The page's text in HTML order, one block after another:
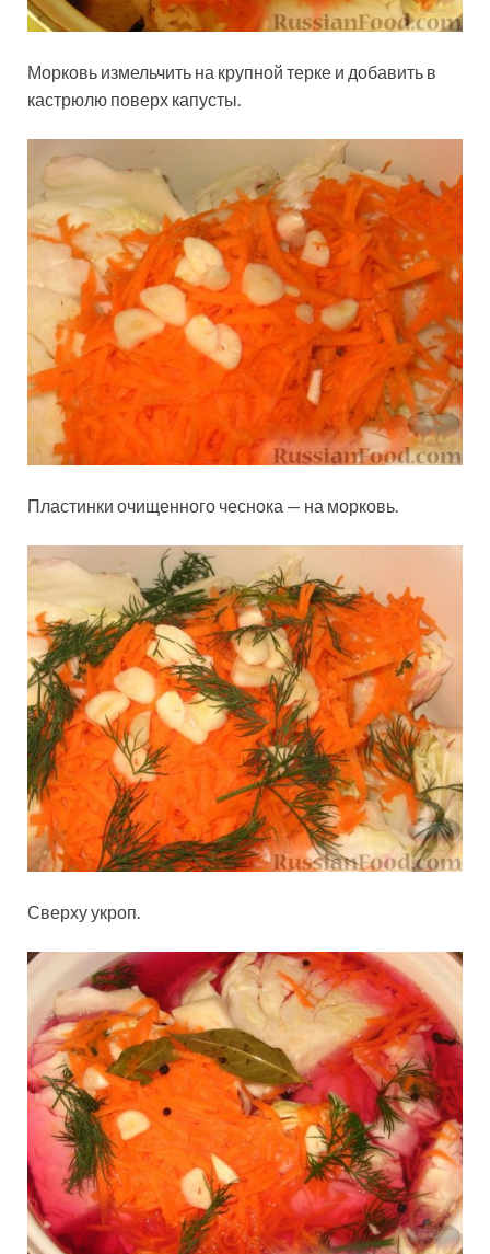
Морковь измельчить на крупной терке и добавить в
кастрюлю поверх капусты.
Пластинки очищенного чеснока — на морковь.
Сверху укроп.